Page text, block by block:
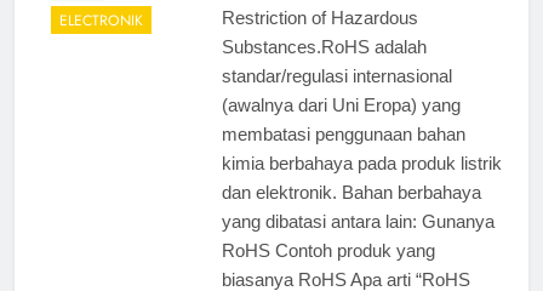
ELECTRONIK
Restriction of Hazardous
Substances.RoHS adalah
standar/regulasi internasional
(awalnya dari Uni Eropa) yang
membatasi penggunaan bahan
kimia berbahaya pada produk listrik
dan elektronik. Bahan berbahaya
yang dibatasi antara lain: Gunanya
RoHS Contoh produk yang
biasanya RoHS Apa arti “RoHS